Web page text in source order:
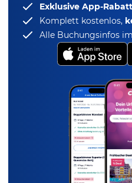
Exklusive App-
Komplett kostenlos,
Alle Buchungsinfos